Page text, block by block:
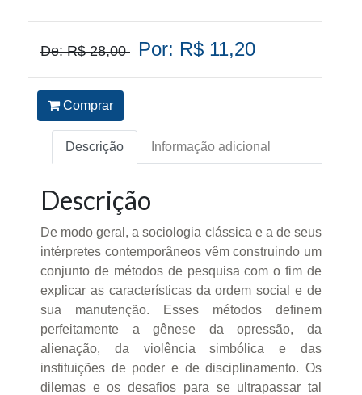
De: R$ 28,00 Por: R$ 11,20
Comprar
Descrição Informação adicional
Descrição
De modo geral, a sociologia clássica e a de seus
intérpretes contemporâneos vêm construindo um
conjunto de métodos de pesquisa com o fim de
explicar as características da ordem social e de
sua manutenção. Esses métodos definem
perfeitamente a gênese da opressão, da
alienação, da violência simbólica e das
instituições de poder e de disciplinamento. Os
dilemas e os desafios para se ultrapassar tal